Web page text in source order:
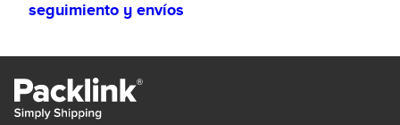
seguimiento y envíos